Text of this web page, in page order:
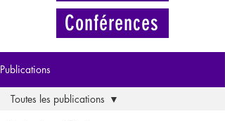
Conférences
Publications
Toutes les publications